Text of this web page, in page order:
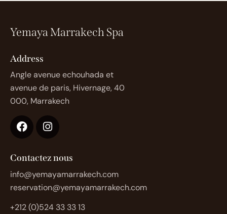
Yemaya Marrakech Spa
Address
Angle avenue echouhada et
avenue de paris, Hivernage, 40
000, Marrakech
Contactez nous
info@yemayamarrakech.com
reservation@yemayamarrakech.com
+212 (0)524 33 33 13